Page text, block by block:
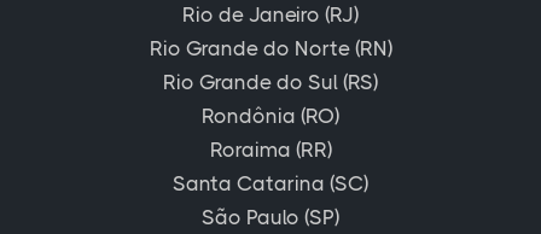
Rio de Janeiro (RJ)
Rio Grande do Norte (RN)
Rio Grande do Sul (RS)
Rondônia (RO)
Roraima (RR)
Santa Catarina (SC)
São Paulo (SP)